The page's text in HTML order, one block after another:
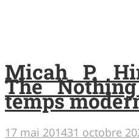
Micah P.
The
temps
17 mai 201431 octobre